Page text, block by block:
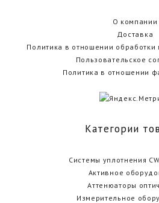
О компании
Доставка
Политика в отношении
Пользовательское
Политика в отношении
Категории
Cистемы уплотнения
Активное
Аттенюаторы
Измерительное